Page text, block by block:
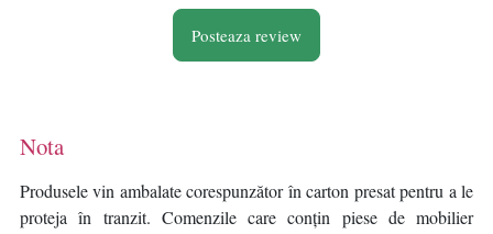
Posteaza review
Nota
Produsele vin ambalate corespunzător în carton presat pentru a le
proteja în tranzit. Comenzile care conțin piese de mobilier